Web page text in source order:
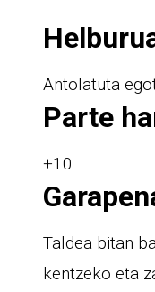
Antolatuta
Parte
+10
Taldea bitan
kentzeko eta